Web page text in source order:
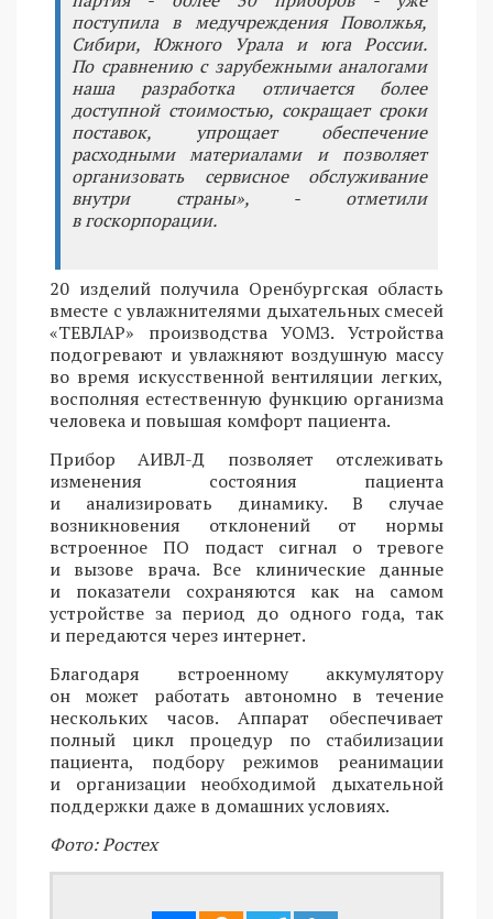
поступила в медучреждения Поволжья,
Сибири, Южного Урала и юга России.
По сравнению с зарубежными аналогами
наша разработка отличается более
доступной стоимостью, сокращает сроки
поставок, упрощает обеспечение
расходными материалами и позволяет
организовать сервисное обслуживание
внутри страны», - отметили
в госкорпорации.
20 изделий получила Оренбургская область
вместе с увлажнителями дыхательных смесей
«ТЕВЛАР» производства УОМЗ. Устройства
подогревают и увлажняют воздушную массу
во время искусственной вентиляции легких,
восполняя естественную функцию организма
человека и повышая комфорт пациента.
Прибор АИВЛ-Д позволяет отслеживать
изменения состояния пациента
и анализировать динамику. В случае
возникновения отклонений от нормы
встроенное ПО подаст сигнал о тревоге
и вызове врача. Все клинические данные
и показатели сохраняются как на самом
устройстве за период до одного года, так
и передаются через интернет.
Благодаря встроенному аккумулятору
он может работать автономно в течение
нескольких часов. Аппарат обеспечивает
полный цикл процедур по стабилизации
пациента, подбору режимов реанимации
и организации необходимой дыхательной
поддержки даже в домашних условиях.
Фото: Ростех